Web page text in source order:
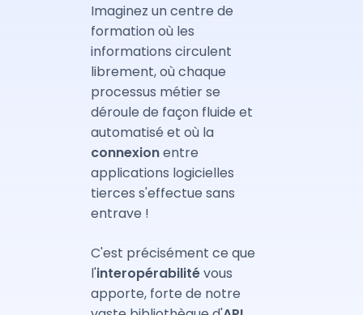
Imaginez un centre de
formation où les
informations circulent
librement, où chaque
processus métier se
déroule de façon fluide et
automatisé et où la
connexionentre
applications logicielles
tierces s'effectue sans
entrave !
C'est précisément ce que
l'interopérabilitévous
apporte, forte de notre